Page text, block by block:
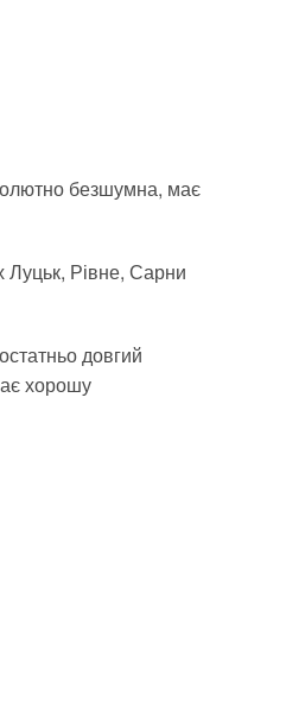
безшумна, має
Луцьк, Рівне, Сарни
довгий
хорошу